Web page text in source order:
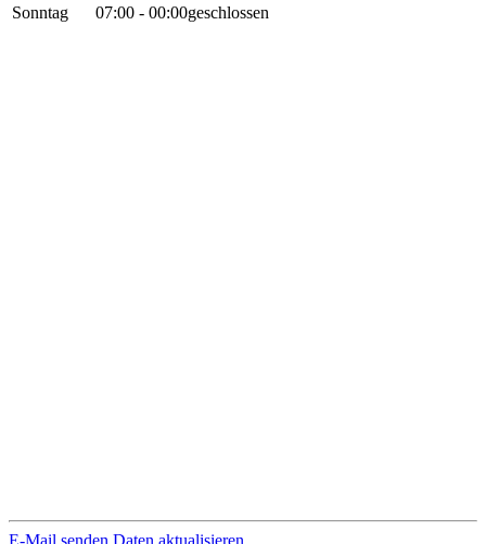
Sonntag
07:00 - 00:00geschlossen
E-Mail senden Daten aktualisieren